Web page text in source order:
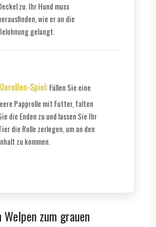
zu. Ihr Hund muss
wie er an die
gelangt.
Spiel:Füllen Sie eine
Papprolle mit Futter, falten
die Enden zu und lassen Sie Ihr
die Rolle zerlegen, um an den
zu kommen.
zum grauen